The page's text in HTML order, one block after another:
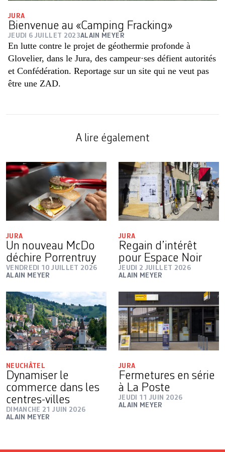
JURA
Bienvenue au «Camping Fracking»
JEUDI 6 JUILLET 2023ALAIN MEYER
En lutte contre le projet de géothermie profonde à
Glovelier, dans le Jura, des campeur·ses défient autorités
et Confédération. Reportage sur un site qui ne veut pas
être une ZAD.
A lire également
JURA
Un nouveau McDo
déchire Porrentruy
VENDREDI 10 JUILLET 2026
ALAIN MEYER
JURA
Regain d’intérêt
pour Espace Noir
JEUDI 2 JUILLET 2026
ALAIN MEYER
NEUCHÂTEL
Dynamiser le
commerce dans les
centres-villes
DIMANCHE 21 JUIN 2026
ALAIN MEYER
JURA
Fermetures en série
à La Poste
JEUDI 11 JUIN 2026
ALAIN MEYER